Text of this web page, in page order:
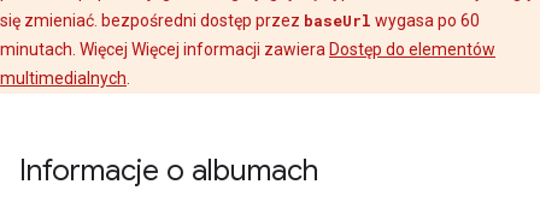
się zmieniać. bezpośredni dostęp przez baseUrl wygasa po 60
minutach. Więcej Więcej informacji zawiera Dostęp do elementów
multimedialnych
Informacje o albumach